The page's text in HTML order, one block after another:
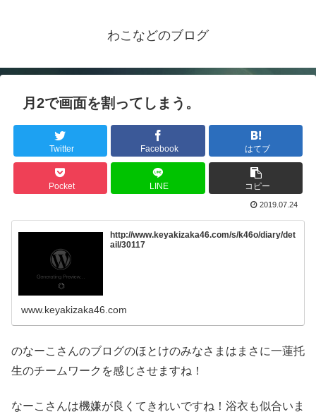
わこなどのブログ
月2で画面を割ってしまう。
Twitter Facebook はてブ
Pocket LINE コピー
2019.07.24
http://www.keyakizaka46.com/s/k46o/diary/det
ail/30117
www.keyakizaka46.com
のなーこさんのブログのほとけのみなさまはまさに一蓮托
生のチームワークを感じさせますね！
なーこさんは機嫌が良くてきれいですね！浴衣も似合いま